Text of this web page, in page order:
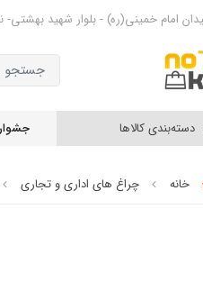
امام خمینی(ره) - بلوار شهید
دسته‌بندی کالاها
خانه چراغ های اداری و تجاری